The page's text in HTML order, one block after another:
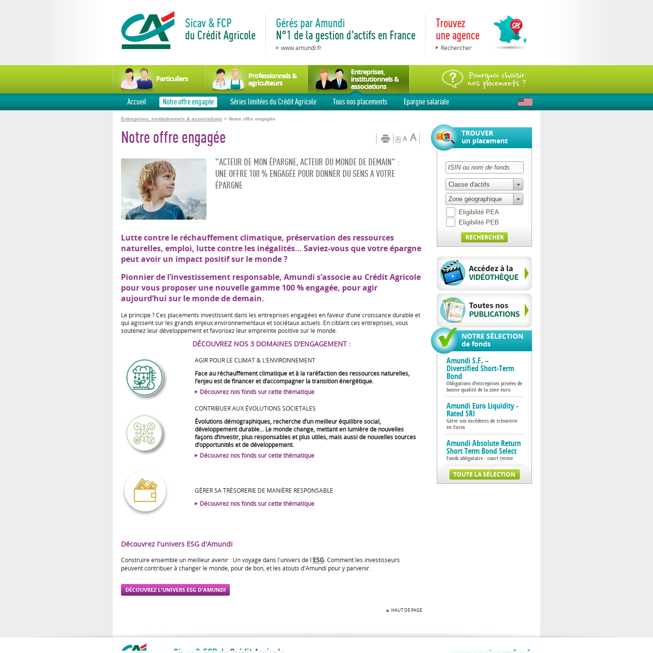
Sicav & FCP
du Crédit Agricole
Gérés par Amundi
N°1 de la gestion d'actifs en France
www.amundi.fr
Trouvez
une agence
Rechercher
Particuliers Professionnels &
agriculteurs
Entreprises,
institutionnels &
associations
Accueil Notre offre engagée Séries limitées du Crédit Agricole Tous nos placements Epargne salariale
Entreprises, institutionnels & associations > Notre offre engagée
Notre offre engagée A A A
"ACTEUR DE MON ÉPARGNE, ACTEUR DU MONDE DE DEMAIN" :
UNE OFFRE 100 % ENGAGÉE POUR DONNER DU SENS A VOTRE
ÉPARGNE
Lutte contre le réchauffement climatique, préservation des ressources
naturelles, emploi, lutte contre les inégalités… Saviez-vous que votre épargne
peut avoir un impact positif sur le monde ?
Pionnier de l’investissement responsable, Amundi s’associe au Crédit Agricole
pour vous proposer une nouvelle gamme 100 % engagée, pour agir
aujourd’hui sur le monde de demain.
Le principe ? Ces placements investissent dans les entreprises engagées en faveur d’une croissance durable et
qui agissent sur les grands enjeux environnementaux et sociétaux actuels. En ciblant ces entreprises, vous
soutenez leur développement et favorisez leur empreinte positive sur le monde.
DÉCOUVREZ NOS 3 DOMAINES D'ENGAGEMENT :
AGIR POUR LE CLIMAT & L’ENVIRONNEMENT
Face au réchauffement climatique et à la raréfaction des ressources naturelles,
l’enjeu est de financer et d’accompagner la transition énergétique.
Découvrez nos fonds sur cette thématique
CONTRIBUER AUX ÉVOLUTIONS SOCIETALES
Évolutions démographiques, recherche d’un meilleur équilibre social,
développement durable… Le monde change, mettant en lumière de nouvelles
façons d’investir, plus responsables et plus utiles, mais aussi de nouvelles sources
d’opportunités et de développement.
Découvrez nos fonds sur cette thématique
GÉRER SA TRÉSORERIE DE MANIÈRE RESPONSABLE
Découvrez nos fonds sur cette thématique
Découvrez l'univers ESG d'Amundi
Construire ensemble un meilleur avenir : Un voyage dans l'univers de l'ESG . Comment les investisseurs
peuvent contribuer à changer le monde, pour de bon, et les atouts d'Amundi pour y parvenir.
DÉCOUVREZ L'UNIVERS ESG D'AMUNDI
HAUT DE PAGE
TROUVER
un placement
Classe d'actifs
Zone géographique
Eligibilité PEA
Eligibilité PEB
NOTRE SÉLECTION
de fonds
Amundi S.F. –
Diversified Short-Term
Bond
Obligations d’entreprises privées de
bonne qualité de la zone euro.
Amundi Euro Liquidity -
Rated SRI
Gérer vos excédents de trésorerie
en Euros
Amundi Absolute Return
Short Term Bond Select
Fonds obligataire - court terme